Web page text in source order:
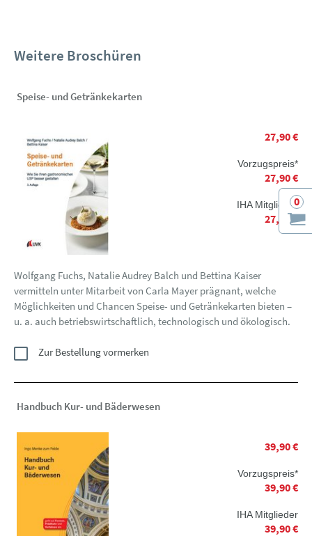
0
Weitere Broschüren
Speise- und Getränkekarten
27,90 €
Vorzugspreis*
27,90 €
IHA Mitglieder
27,90 €
Wolfgang Fuchs, Natalie Audrey Balch und Bettina Kaiser
vermitteln unter Mitarbeit von Carla Mayer prägnant, welche
Möglichkeiten und Chancen Speise- und Getränkekarten bieten –
u. a. auch betriebswirtschaftlich, technologisch und ökologisch.
Zur Bestellung vormerken
Handbuch Kur- und Bäderwesen
39,90 €
Vorzugspreis*
39,90 €
IHA Mitglieder
39,90 €